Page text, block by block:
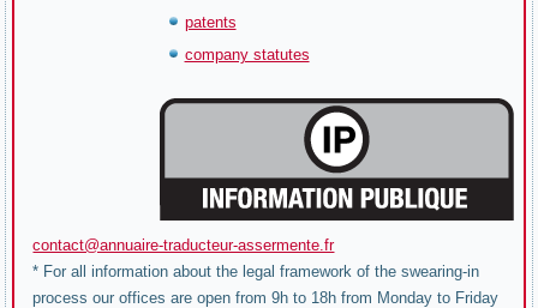
patents
company statutes
contact@annuaire-traducteur-assermente.fr
* For all information about the legal framework of the swearing-in
process our offices are open from 9h to 18h from Monday to Friday